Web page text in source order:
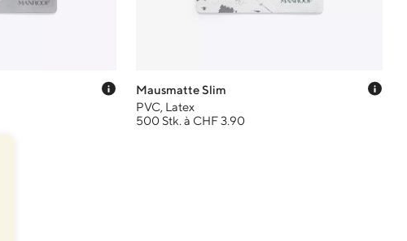
Preis-Tooltip anzeigen
Mausmatte Slim
PVC, Latex
500 Stk. à CHF 3.90